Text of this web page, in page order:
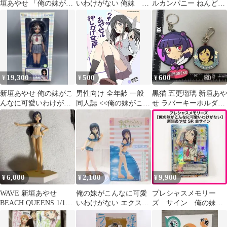
垣あやせ 「俺の妹がこ
んなに可愛いわけがな
い」【10日以内発送】
いわけがない 俺妹 桐
乃 ミニ色紙
ルカンパニー ねんどろ
いど 新垣あやせ 未開封
品 俺の妹がこんなに可
愛いわけがない[97]
¥ 19,300
新垣あやせ 俺の妹がこ
んなに可愛いわけがな
い 1/6 ピュアニーモ
azone
¥500
男性向け 全年齢 一般
同人誌 <<俺の妹がこん
なに可愛いわけがない
>> ウチのあやせは押し
かけ女房 / 抹茶梅 / あ
ぽ(仮)
¥600
黒猫 五更瑠璃 新垣あや
せ ラバーキーホルダー
2個セット
¥6,000
WAVE 新垣あやせ
BEACH QUEENS 1/10
スケールフィギュア
¥2,100
俺の妹がこんなに可愛
いわけがない エクスト
ラサマービーチフィギ
ュア 新垣あやせ
¥9,900
プレシャスメモリー
ズ サイン 俺の妹が
こんなに可愛いわけが
ない SR新垣あやせ